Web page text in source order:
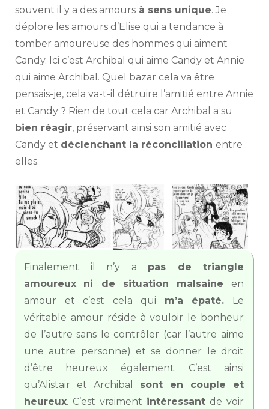
souvent il y a des amours à sens unique. Je
déplore les amours d’Elise qui a tendance à
tomber amoureuse des hommes qui aiment
Candy. Ici c’est Archibal qui aime Candy et Annie
qui aime Archibal. Quel bazar cela va être
pensais-je, cela va-t-il détruire l’amitié entre Annie
et Candy ? Rien de tout cela car Archibal a su
bien réagir, préservant ainsi son amitié avec
Candy et déclenchant la réconciliation entre
elles.
Finalement il n’y a pas de triangle
amoureux
ni de situation malsaine en
amour et c’est cela qui m’a épaté. Le
véritable amour réside à vouloir le bonheur
de l’autre sans le contrôler (car l’autre aime
une autre personne) et se donner le droit
d’être heureux également. C’est ainsi
qu’Alistair et Archibal sont en couple et
heureux. C’est vraiment intéressant de voir